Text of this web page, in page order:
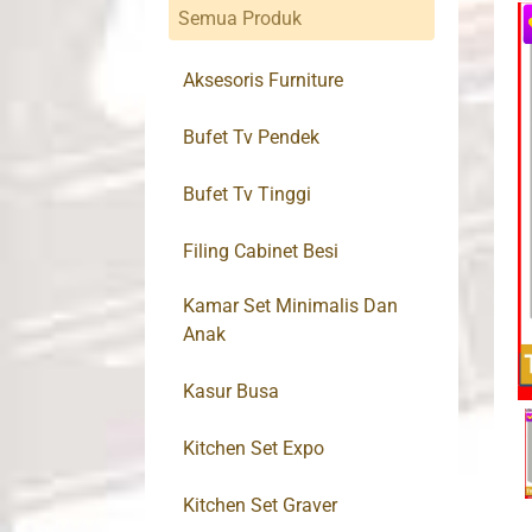
Semua Produk
Aksesoris Furniture
Bufet Tv Pendek
Bufet Tv Tinggi
Filing Cabinet Besi
Kamar Set Minimalis Dan
Anak
Kasur Busa
Kitchen Set Expo
Kitchen Set Graver